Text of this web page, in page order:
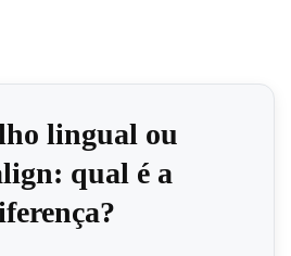
lingual ou
qual é a